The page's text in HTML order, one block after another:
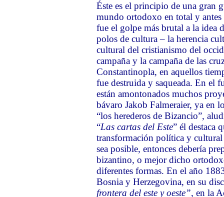
Éste es el principio de una gran
mundo ortodoxo en total y
fue el golpe más brutal a la idea
polos de cultura – la herencia
cultural del cristianismo del
campaña y la campaña de las
Constantinopla, en aquellos
fue destruida y saqueada. En el
están amontonados muchos
bávaro Jakob Falmeraier, ya en
“los herederos de Bizancio”,
“Las cartas del Este” él destaca
transformación política y
sea posible, entonces debería
bizantino, o mejor dicho
diferentes formas. En el año
Bosnia y Herzegovina, en su
frontera del este y oeste”, en la